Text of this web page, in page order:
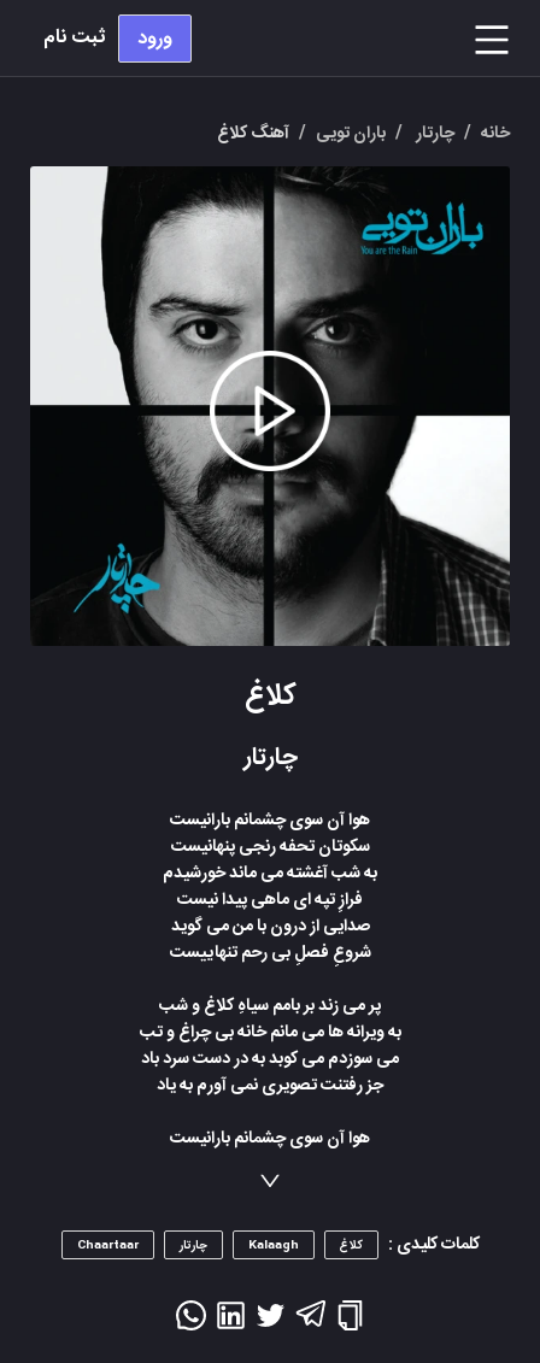
ورود ثبت نام
خانه / چارتار / باران تویی / آهنگ کلاغ
کلاغ
چارتار
هوا آن سوی چشمانم بارانیست
سکوتان تحفه رنجی پنهانیست
به شب آغشته می ماند خورشیدم
فرازِ تپه ای ماهی پیدا نیست
صدایی از درون با من می گوید
شروعِ فصلِ بی رحم تنهاییست
پر می زند بر بامم سیاهِ کلاغ و شب
به ویرانه ها می مانم خانه بی چراغ و تب
می سوزدم می کوبد به در دست سرد باد
جز رفتنت تصویری نمی آورم به یاد
هوا آن سوی چشمانم بارانیست
هوا را پنجه می سایم، می بینی
کلمات کلیدی :
کلاغ Kalaagh چارتار Chaartaar